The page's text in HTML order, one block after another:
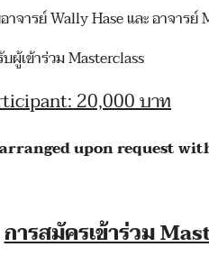
าจารย์ Wally Hase และ อาจาร
ผู้เข้าร่วม Masterclass
20,000 บาท
upon request
การสมัครเข้าร่วม